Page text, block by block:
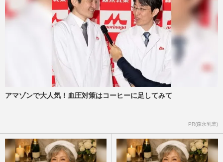
アマゾンで大人気！血圧対策はコーヒーに足してみて
PR(森永乳業)